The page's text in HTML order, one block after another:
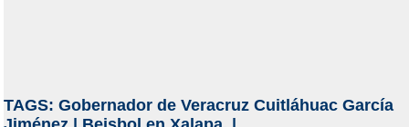
TAGS: Gobernador de Veracruz Cuitláhuac García